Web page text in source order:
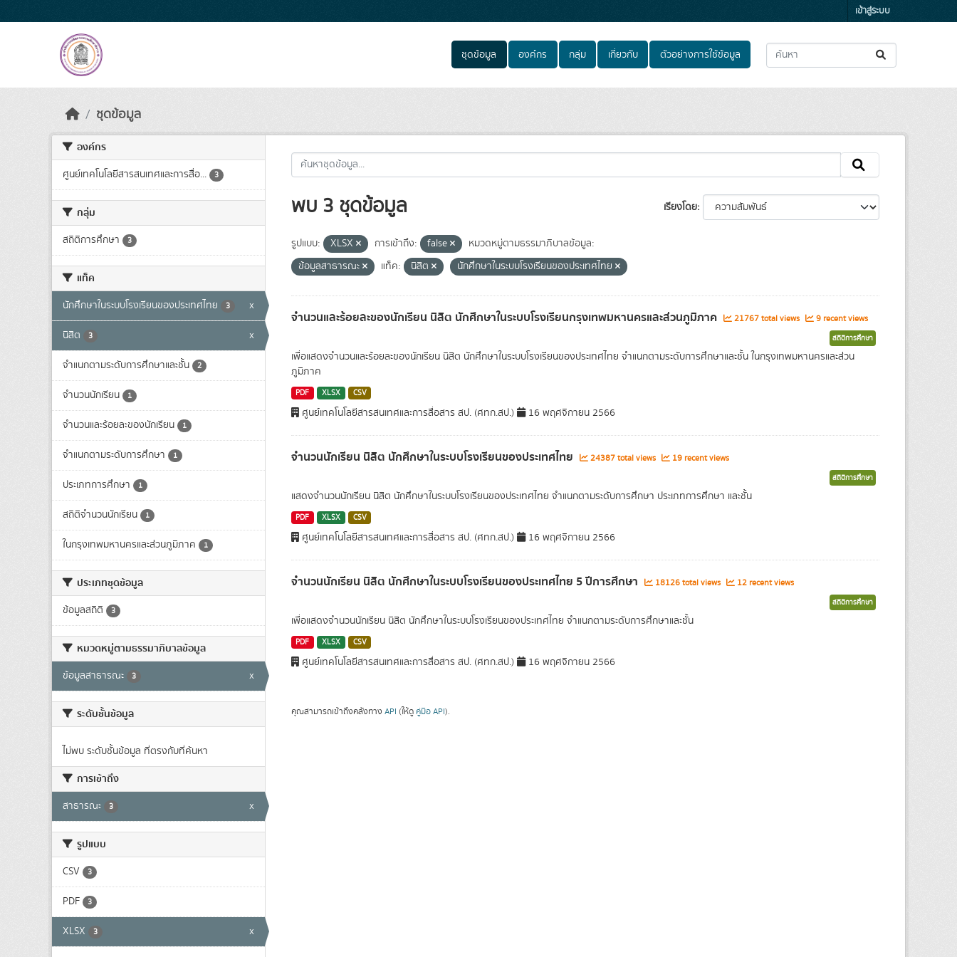
เข้าสู่ระบบ
ชุดข้อมูล องค์กร กลุ่ม เกี่ยวกับ ตัวอย่างการใช้ข้อมูล
ชุดข้อมูล
องค์กร
ศูนย์เทคโนโลยีสารสนเทศและการสื่อ... 3
กลุ่ม
สถิติการศึกษา 3
แท็ค
นักศึกษาในระบบโรงเรียนของประเทศไทย 3 x
นิสิต 3 x
จำแนกตามระดับการศึกษาและชั้น 2
จำนวนนักเรียน 1
จำนวนและร้อยละของนักเรียน 1
จำแนกตามระดับการศึกษา 1
ประเภทการศึกษา 1
สถิติจำนวนนักเรียน 1
ในกรุงเทพมหานครและส่วนภูมิภาค 1
ประเภทชุดข้อมูล
ข้อมูลสถิติ 3
หมวดหมู่ตามธรรมาภิบาลข้อมูล
ข้อมูลสาธารณะ 3 x
ระดับชั้นข้อมูล
ไม่พบ ระดับชั้นข้อมูล ที่ตรงกับที่ค้นหา
การเข้าถึง
สาธารณะ 3 x
รูปแบบ
CSV 3
PDF 3
XLSX 3 x
เรียงโดย
พบ 3 ชุดข้อมูล
รูปแบบ: XLSX การเข้าถึง: false
หมวดหมู่ตามธรรมาภิบาลข้อมูล:
ข้อมูลสาธารณะ
แท็ค: นิสิต นักศึกษาในระบบโรงเรียนของประเทศไทย
จำนวนและร้อยละของนักเรียน นิสิต นักศึกษาในระบบโรงเรียนกรุงเทพมหานครและส่วนภูมิภาค 21767 total views 9 recent views
สถิติการศึกษา
เพื่อแสดงจำนวนและร้อยละของนักเรียน นิสิต นักศึกษาในระบบโรงเรียนของประเทศไทย จำแนกตามระดับการศึกษาและชั้น ในกรุงเทพมหานครและส่วน
ภูมิภาค
PDF XLSX CSV
ศูนย์เทคโนโลยีสารสนเทศและการสื่อสาร สป. (ศทก.สป.) 16 พฤศจิกายน 2566
จำนวนนักเรียน นิสิต นักศึกษาในระบบโรงเรียนของประเทศไทย 24387 total views 19 recent views
สถิติการศึกษา
แสดงจำนวนนักเรียน นิสิต นักศึกษาในระบบโรงเรียนของประเทศไทย จำแนกตามระดับการศึกษา ประเภทการศึกษา และชั้น
PDF XLSX CSV
ศูนย์เทคโนโลยีสารสนเทศและการสื่อสาร สป. (ศทก.สป.) 16 พฤศจิกายน 2566
จำนวนนักเรียน นิสิต นักศึกษาในระบบโรงเรียนของประเทศไทย 5 ปีการศึกษา 18126 total views 12 recent views
สถิติการศึกษา
เพื่อแสดงจำนวนนักเรียน นิสิต นักศึกษาในระบบโรงเรียนของประเทศไทย จำแนกตามระดับการศึกษาและชั้น
PDF XLSX CSV
ศูนย์เทคโนโลยีสารสนเทศและการสื่อสาร สป. (ศทก.สป.) 16 พฤศจิกายน 2566
คุณสามารถเข้าถึงคลังทาง API (ให้ดู คู่มือ API).